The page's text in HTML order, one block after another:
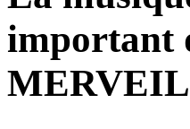
important